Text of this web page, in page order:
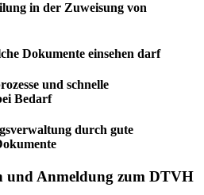
in der Zuweisung von
Dokumente einsehen darf
und schnelle
Bedarf
durch gute
und Anmeldung zum DTVH